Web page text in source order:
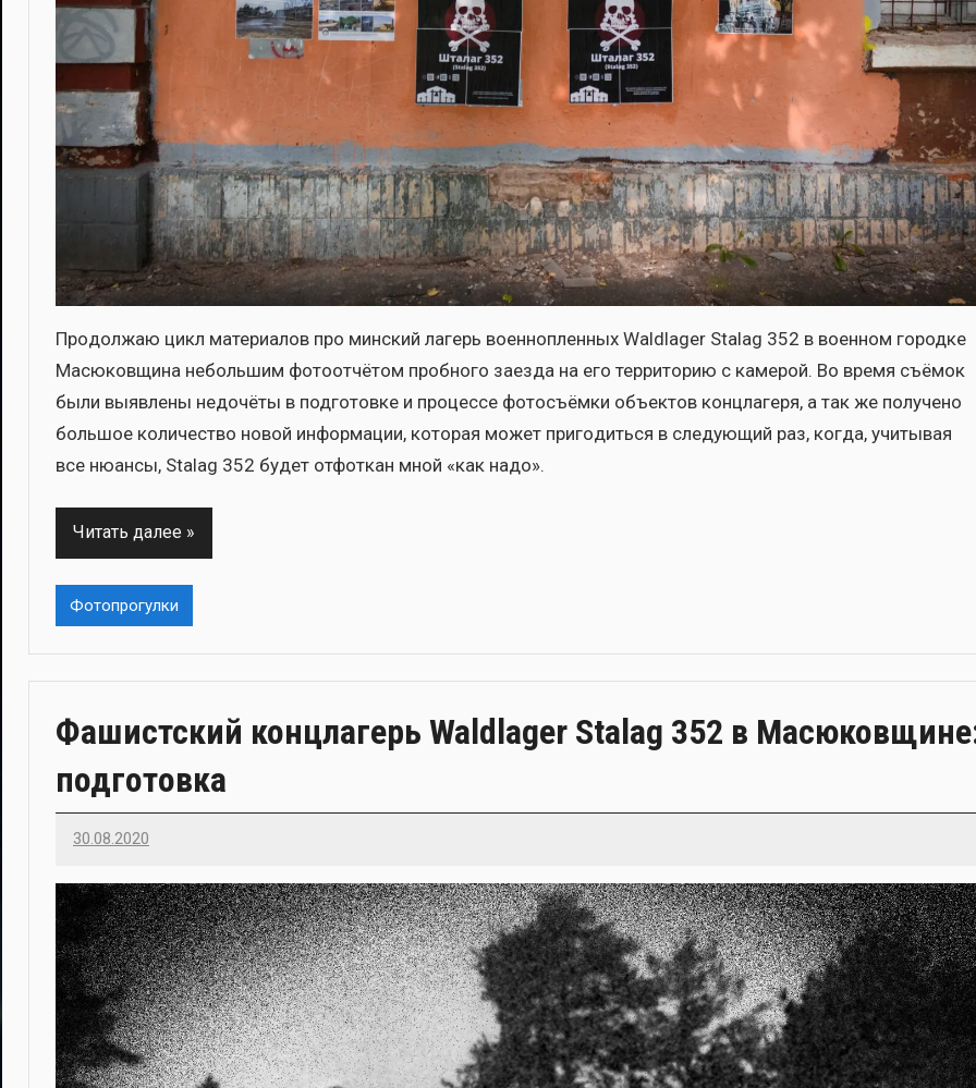
Про­дол­жаю цикл мате­ри­а­лов про мин­ский лагерь воен­но­плен­ных Waldlager Stalag 352 в воен­ном город­ке
Масю­ков­щи­на неболь­шим фото­от­чё­том проб­но­го заез­да на его тер­ри­то­рию с каме­рой. Во вре­мя съё­мок
были выяв­ле­ны недо­чё­ты в под­го­тов­ке и про­цес­се фото­съём­ки объ­ек­тов конц­ла­ге­ря, а так же полу­че­но
боль­шое коли­че­ство новой инфор­ма­ции, кото­рая может при­го­дить­ся в сле­ду­ю­щий раз, когда, учи­ты­вая
все нюан­сы, Stalag 352 будет отфо­ткан мной «как надо».
Читать далее
Фотопрогулки
Фашистский концлагерь Waldlager Stalag 352 в
подготовка
30.08.2020
Imatvey